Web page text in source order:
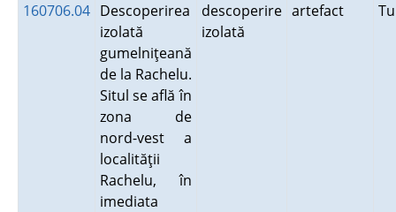
160706.04 Descoperirea
izolată
gumelniţeană
de la Rachelu.
Situl se află în
zona de
nord-vest a
localităţii
Rachelu, în
imediata
descoperire
izolată
artefact